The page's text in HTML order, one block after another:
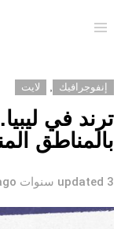
إنفوجرافيك لايت
ترند في
بالمناطق
updated 3 سنوات ago